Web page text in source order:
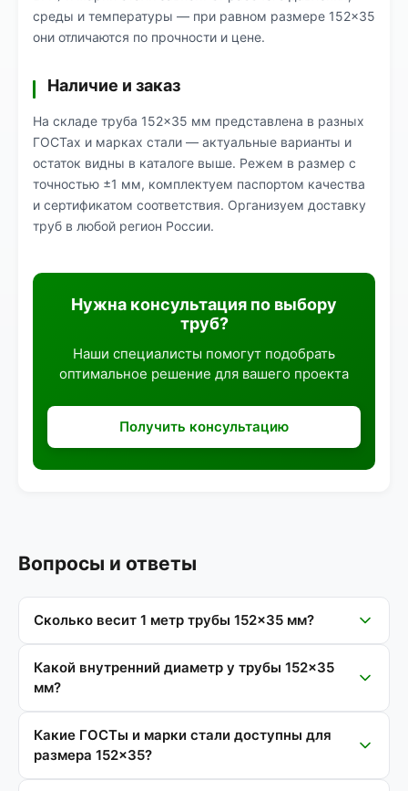
среды и температуры — при равном размере 152×35
они отличаются по прочности и цене.
Наличие и заказ
На складе труба 152×35 мм представлена в разных
ГОСТах и марках стали — актуальные варианты и
остаток видны в каталоге выше. Режем в размер с
точностью ±1 мм, комплектуем паспортом качества
и сертификатом соответствия. Организуем доставку
труб в любой регион России.
Нужна консультация по выбору
труб?
Наши специалисты помогут подобрать
оптимальное решение для вашего проекта
Получить консультацию
Вопросы и ответы
Сколько весит 1 метр трубы 152×35 мм?
Какой внутренний диаметр у трубы 152×35
мм?
Какие ГОСТы и марки стали доступны для
размера 152×35?